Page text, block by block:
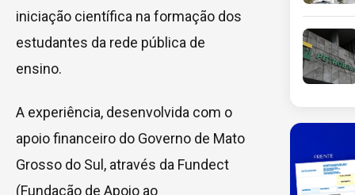
iniciação científica na formação dos
estudantes da rede pública de
ensino.
A experiência, desenvolvida com o
apoio financeiro do Governo de Mato
Grosso do Sul, através da Fundect
(Fundação de Apoio ao